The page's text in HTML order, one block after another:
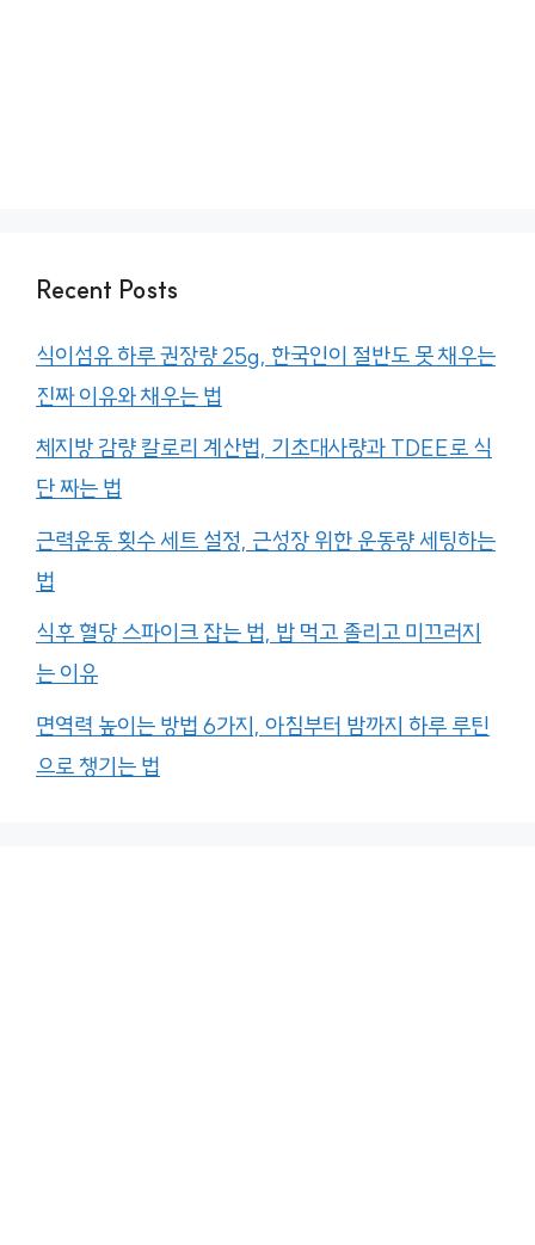
Recent Posts
식이섬유 하루 권장량 25g, 한국인이 절반도 못 채우는
진짜 이유와 채우는 법
체지방 감량 칼로리 계산법, 기초대사량과 TDEE로 식
단 짜는 법
근력운동 횟수 세트 설정, 근성장 위한 운동량 세팅하는
법
식후 혈당 스파이크 잡는 법, 밥 먹고 졸리고 미끄러지
는 이유
면역력 높이는 방법 6가지, 아침부터 밤까지 하루 루틴
으로 챙기는 법